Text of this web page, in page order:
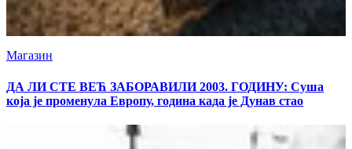
Магазин
ДА ЛИ СТЕ ВЕЋ ЗАБОРАВИЛИ 2003. ГОДИНУ: Суша
која је променула Европу, година када је Дунав стао